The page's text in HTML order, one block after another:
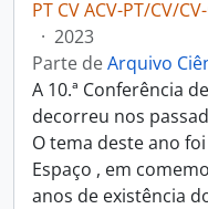
PT CV ACV-PT/CV/
· 2023
Parte deArquivo
A 10.ª Conferência
decorreu nos
O tema deste ano
Espaço , em
anos de existência